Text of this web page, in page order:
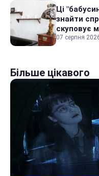
Ці
знайти
скуповує
07 серпня
Більше цікавого